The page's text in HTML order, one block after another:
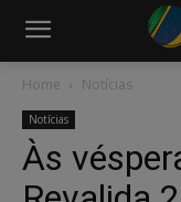
Home Notícias
Notícias
Às